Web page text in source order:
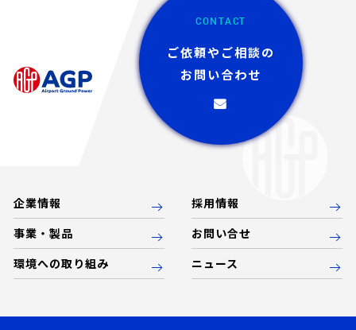
CONTACT
ご依頼やご相談の
お問い合わせ
企業情報
事業・製品
環境への取り組み
ニュース
採用情報
お問い合せ